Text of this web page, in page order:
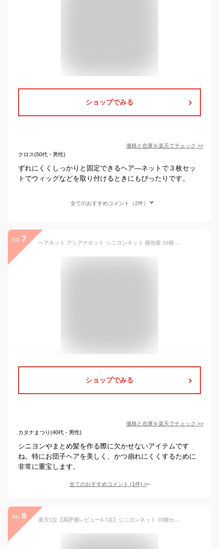
ショップでみる
価格と在庫を楽天でチェック >>
クロス(50代・男性)
ずれにくくしっかりと固定できるヘア―ネットで３枚セッ
トでウィッグなどを取り付けるときにもぴったりです。
全てのおすすめコメント（2件）
no. 7 ヘアネット アシアナネット シニヨンネット 個包装 10個 50個 黒 極細 髪束ね アシアナ お団子 バレエ ダンス CA 看護師 就活 仕事 シニヨン 新体操 発表会 ロングヘア エステサロン 着物 子供 個包装 ショートヘア ロングヘア セミロング
ショップでみる
価格と在庫を楽天でチェック >>
カタナまつり(40代・男性)
シニヨンやまとめ髪を作る際に欠かせないアイテムです
ね。特にお団子ヘアを美しく、かつ崩れにくくするために
非常に重宝します。
全てのおすすめコメント (1件) >
no. 8 楽天1位【高評価レビュー4.7点】シニヨンネット 10個セット 黒 髪長さ50cm前後サイズ 極細 髪束ね アシアナネット ヘアネット お団子 バレエ CA 看護師 就活 仕事 シニヨン 新体操 発表会 ロングヘア エステサロン 着物 子供 個包装 シンプル 習い事 シニョン【送料無料】